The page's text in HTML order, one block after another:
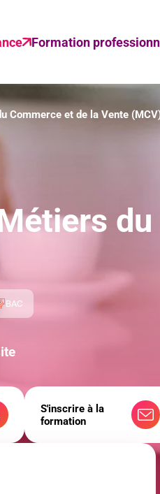
Formation
Commerce et de la Vente
BAC
S'inscrire à la
formation